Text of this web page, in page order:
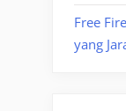
Free
yang